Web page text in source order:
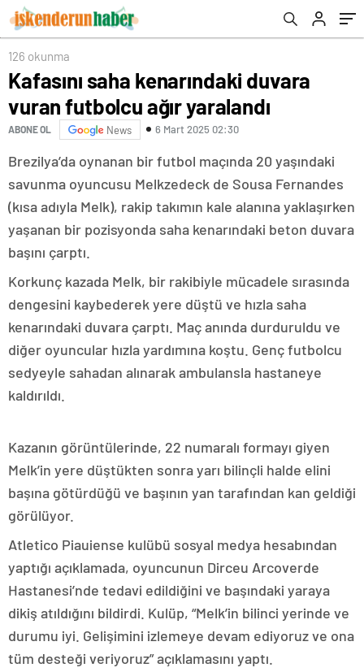
126 okunma
Kafasını saha kenarındaki duvara
vuran futbolcu ağır yaralandı
ABONE OL News 6 Mart 2025 02:30
Brezilya’da oynanan bir futbol maçında 20 yaşındaki
savunma oyuncusu Melkzedeck de Sousa Fernandes
(kısa adıyla Melk), rakip takımın kale alanına yaklaşırken
yaşanan bir pozisyonda saha kenarındaki beton duvara
başını çarptı.
Korkunç kazada Melk, bir rakibiyle mücadele sırasında
dengesini kaybederek yere düştü ve hızla saha
kenarındaki duvara çarptı. Maç anında durduruldu ve
diğer oyuncular hızla yardımına koştu. Genç futbolcu
sedyeyle sahadan alınarak ambulansla hastaneye
kaldırıldı.
Kazanın görüntülerinde, 22 numaralı formayı giyen
Melk’in yere düştükten sonra yarı bilinçli halde elini
başına götürdüğü ve başının yan tarafından kan geldiği
görülüyor.
Atletico Piauiense kulübü sosyal medya hesabından
yaptığı açıklamada, oyuncunun Dirceu Arcoverde
Hastanesi’nde tedavi edildiğini ve başındaki yaraya
dikiş atıldığını bildirdi. Kulüp, “Melk’in bilinci yerinde ve
durumu iyi. Gelişimini izlemeye devam ediyoruz ve ona
tüm desteği veriyoruz” açıklamasını yaptı.